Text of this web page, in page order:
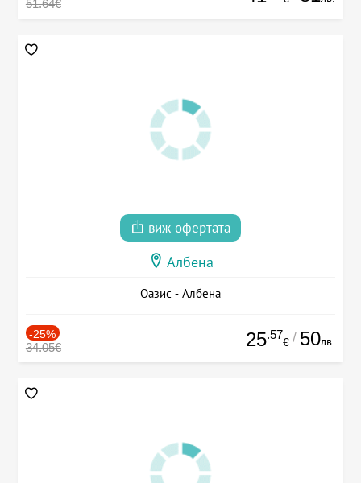
51.64€
виж офертата
Албена
Оазис - Албена
-25%
34.05€ 25.57
€ / 50лв.